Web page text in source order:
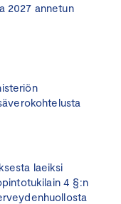
2027 annetun
laeiksi
4 §:n